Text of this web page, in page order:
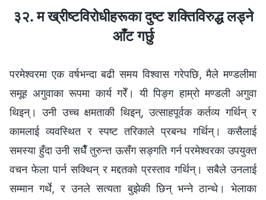
३२. म ख्रीष्टविरोधीहरूका दुष्ट शक्तिविरुद्ध लड्ने
आँट गर्छु
परमेश्‍वरमा एक वर्षभन्दा बढी समय विश्‍वास गरेपछि, मैले मण्डलीमा
समूह अगुवाका रूपमा कार्य गरेँ। यी पिङ्ग हाम्रो मण्डली अगुवा
थिइन्। उनी उच्च क्षमताकी थिइन्, उत्साहपूर्वक कर्तव्य गर्थिन् र
कामलाई व्यवस्थित र स्पष्ट तरिकाले प्रबन्ध गर्थिन्। कसैलाई
समस्या हुँदा उनी सधैँ तुरुन्त ऊसँग सङ्गति गर्न परमेश्‍वरका उपयुक्त
वचन फेला पार्न सक्थिन् र मद्दतको प्रस्ताव गर्थिन्। सबैले उनलाई
सम्मान गर्थे, र उनले सत्यता बुझेकी छिन् भन्‍ने ठान्थे। भेलाका